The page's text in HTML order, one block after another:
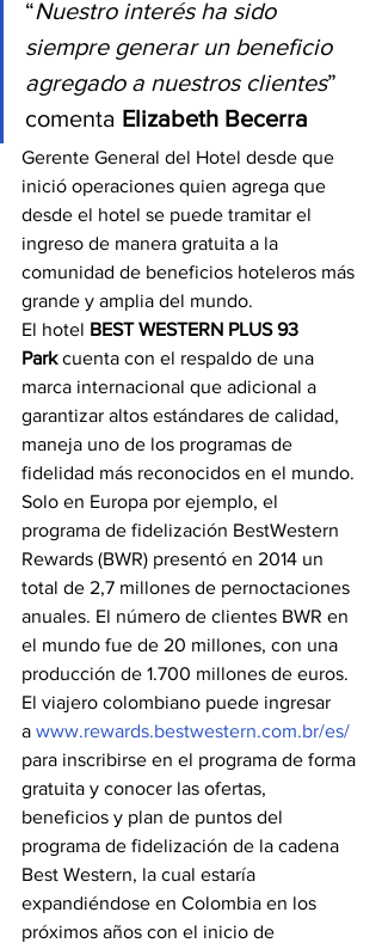
“Nuestro interés ha sido
siempre generar un beneficio
agregado a nuestros clientes”
comenta Elizabeth Becerra
Gerente General del Hotel desde que
inició operaciones quien agrega que
desde el hotel se puede tramitar el
ingreso de manera gratuita a la
comunidad de beneficios hoteleros más
grande y amplia del mundo.
El hotel BEST WESTERN PLUS 93
Park cuenta con el respaldo de una
marca internacional que adicional a
garantizar altos estándares de calidad,
maneja uno de los programas de
fidelidad más reconocidos en el mundo.
Solo en Europa por ejemplo, el
programa de fidelización BestWestern
Rewards (BWR) presentó en 2014 un
total de 2,7 millones de pernoctaciones
anuales. El número de clientes BWR en
el mundo fue de 20 millones, con una
producción de 1.700 millones de euros.
El viajero colombiano puede ingresar
a www.rewards.bestwestern.com.br/es/
para inscribirse en el programa de forma
gratuita y conocer las ofertas,
beneficios y plan de puntos del
programa de fidelización de la cadena
Best Western, la cual estaría
expandiéndose en Colombia en los
próximos años con el inicio de